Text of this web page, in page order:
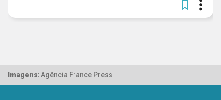
Imagens: Agência France Press